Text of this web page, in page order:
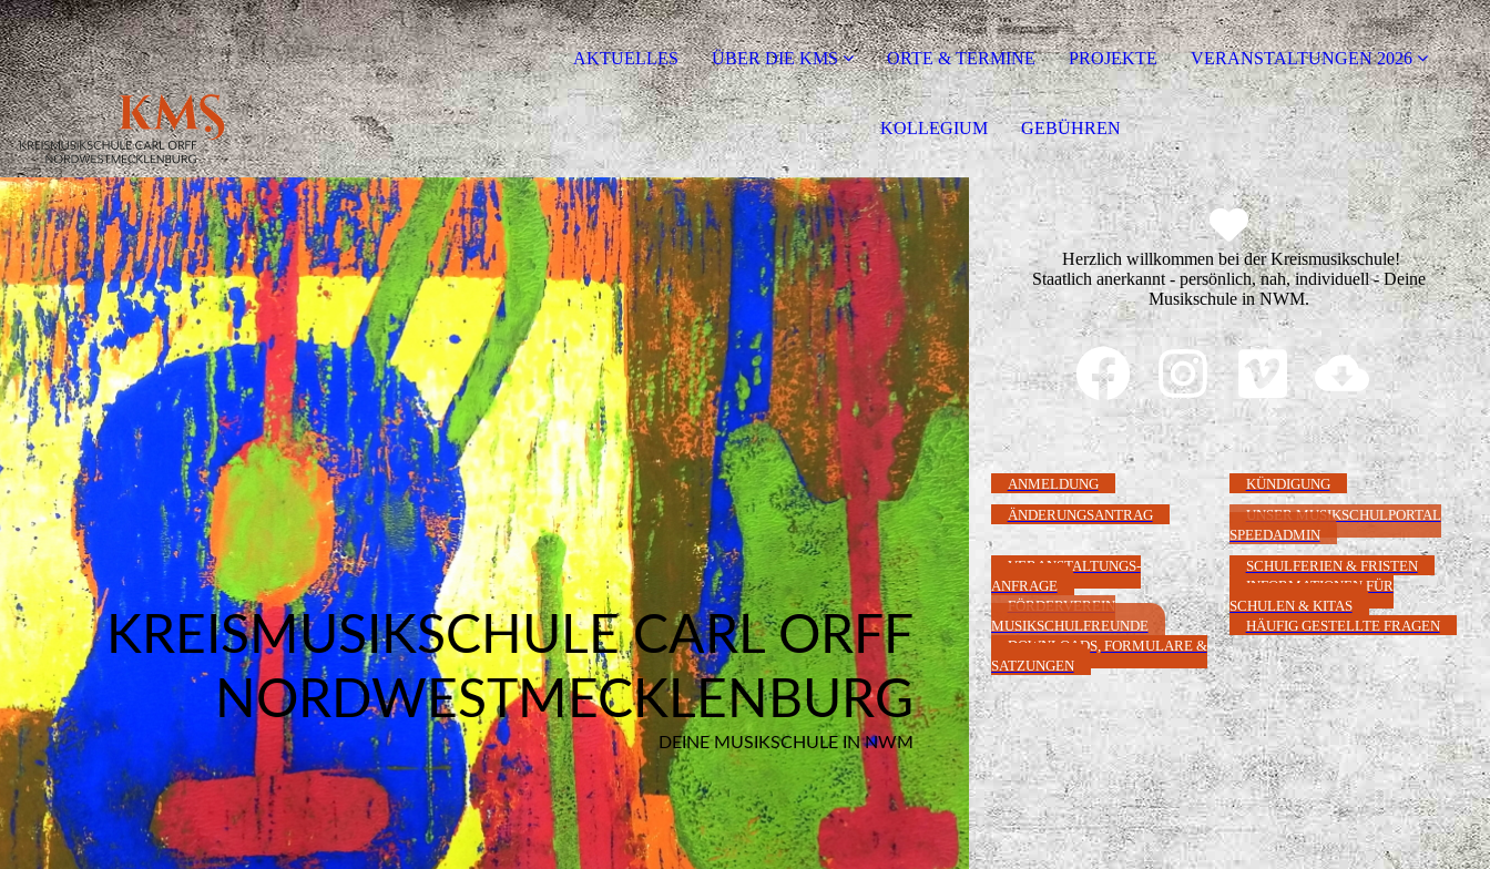
AKTUELLES ÜBER DIE KMS ORTE & TERMINE PROJEKTE VERANSTALTUNGEN 2026
KOLLEGIUM GEBÜHREN
KREISMUSIKSCHULE CARL ORFF
NORDWESTMECKLENBURG
DEINE MUSIKSCHULE IN NWM
Herzlich willkommen bei der Kreismusikschule!
Staatlich anerkannt - persönlich, nah, individuell - Deine
Musikschule in NWM.
ANMELDUNG
KÜNDIGUNG
ÄNDERUNGSANTRAG
UNSER MUSIKSCHULPORTAL
SPEEDADMIN
VERANSTALTUNGS-
ANFRAGE
FÖRDERVEREIN
MUSIKSCHULFREUNDE
DOWNLOADS, FORMULARE &
SATZUNGEN
SCHULFERIEN & FRISTEN
INFORMATIONEN FÜR
SCHULEN & KITAS
HÄUFIG GESTELLTE FRAGEN